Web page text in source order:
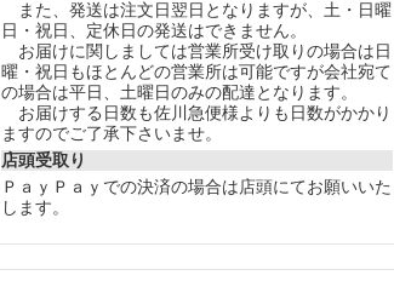
また、発送は注文日翌日となりますが、土・日曜
日・祝日、定休日の発送はできません。
お届けに関しましては営業所受け取りの場合は日
曜・祝日もほとんどの営業所は可能ですが会社宛て
の場合は平日、土曜日のみの配達となります。
お届けする日数も佐川急便様よりも日数がかかり
ますのでご了承下さいませ。
店頭受取り
ＰａｙＰａｙでの決済の場合は店頭にてお願いいた
します。